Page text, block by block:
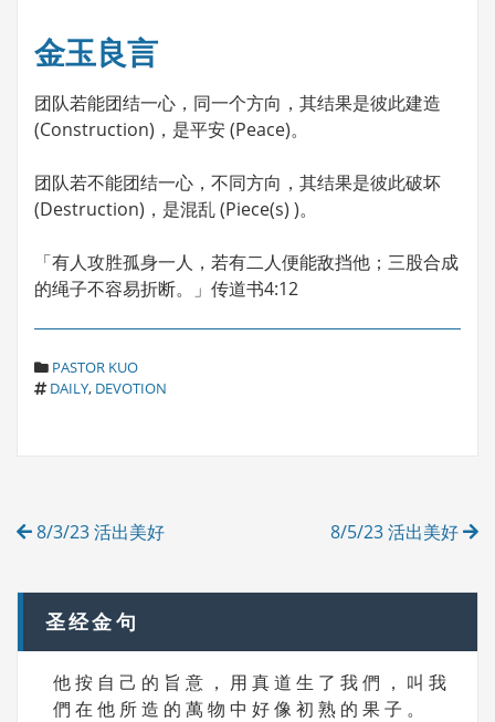
金玉良言
团队若能团结一心，同一个方向，其结果是彼此建造
(Construction)，是平安 (Peace)。
团队若不能团结一心，不同方向，其结果是彼此破坏
(Destruction)，是混乱 (Piece(s) )。
「有人攻胜孤身一人，若有二人便能敌挡他；三股合成
的绳子不容易折断。」传道书4:12
C
A
E
PASTOR KUO
T
DAILY, DEVOTION
Post
8/3/23 活出美好 8/5/23 活出美好
圣经金句
他 按 自 己 的 旨 意 ， 用 真 道 生 了 我 們 ， 叫 我
們 在 他 所 造 的 萬 物 中 好 像 初 熟 的 果 子 。